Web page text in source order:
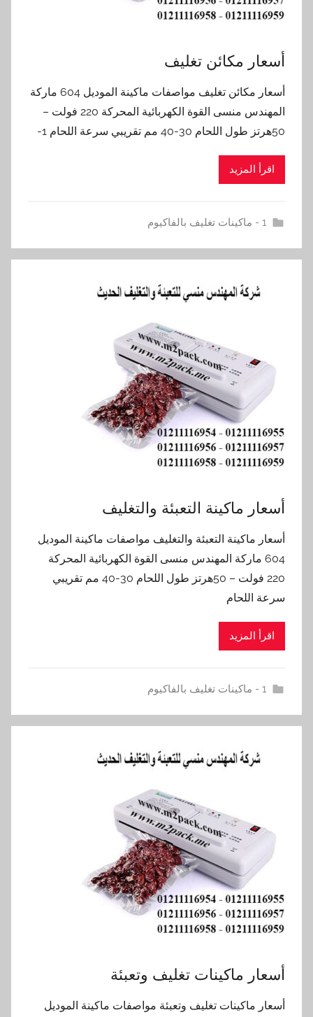
أسعار مكائن تغليف
أسعار مكائن تغليف مواصفات ماكينة الموديل 604 ماركة
المهندس منسى القوة الكهربائية المحركة 220 فولت –
50هرتز طول اللحام 30-40 مم تقريبي سرعة اللحام 1-
اقرأ المزيد
1 - ماكينات تغليف بالفاكيوم
أسعار ماكينة التعبئة والتغليف
أسعار ماكينة التعبئة والتغليف مواصفات ماكينة الموديل
604 ماركة المهندس منسى القوة الكهربائية المحركة
220 فولت – 50هرتز طول اللحام 30-40 مم تقريبي
سرعة اللحام
اقرأ المزيد
1 - ماكينات تغليف بالفاكيوم
أسعار ماكينات تغليف وتعبئة
أسعار ماكينات تغليف وتعبئة مواصفات ماكينة الموديل